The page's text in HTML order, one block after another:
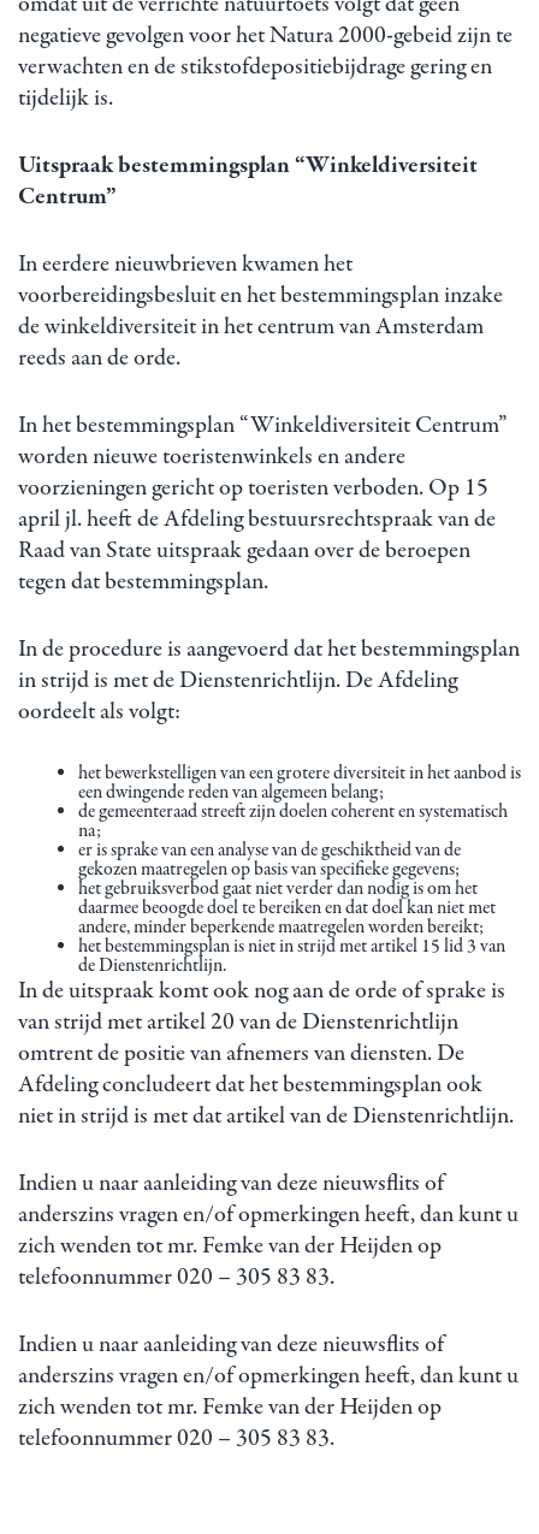
negatieve gevolgen voor het Natura 2000-gebeid zijn te
verwachten en de stikstofdepositiebijdrage gering en
tijdelijk is.
Uitspraak bestemmingsplan “Winkeldiversiteit
Centrum”
In eerdere nieuwbrieven kwamen het
voorbereidingsbesluit en het bestemmingsplan inzake
de winkeldiversiteit in het centrum van Amsterdam
reeds aan de orde.
In het bestemmingsplan “Winkeldiversiteit Centrum”
worden nieuwe toeristenwinkels en andere
voorzieningen gericht op toeristen verboden. Op 15
april jl. heeft de Afdeling bestuursrechtspraak van de
Raad van State uitspraak gedaan over de beroepen
tegen dat bestemmingsplan.
In de procedure is aangevoerd dat het bestemmingsplan
in strijd is met de Dienstenrichtlijn. De Afdeling
oordeelt als volgt:
het bewerkstelligen van een grotere diversiteit in het aanbod is
een dwingende reden van algemeen belang;
de gemeenteraad streeft zijn doelen coherent en systematisch
na;
er is sprake van een analyse van de geschiktheid van de
gekozen maatregelen op basis van specifieke gegevens;
het gebruiksverbod gaat niet verder dan nodig is om het
daarmee beoogde doel te bereiken en dat doel kan niet met
andere, minder beperkende maatregelen worden bereikt;
het bestemmingsplan is niet in strijd met artikel 15 lid 3 van
de Dienstenrichtlijn.
In de uitspraak komt ook nog aan de orde of sprake is
van strijd met artikel 20 van de Dienstenrichtlijn
omtrent de positie van afnemers van diensten. De
Afdeling concludeert dat het bestemmingsplan ook
niet in strijd is met dat artikel van de Dienstenrichtlijn.
Indien u naar aanleiding van deze nieuwsflits of
anderszins vragen en/of opmerkingen heeft, dan kunt u
zich wenden tot mr. Femke van der Heijden op
telefoonnummer 020 – 305 83 83.
Indien u naar aanleiding van deze nieuwsflits of
anderszins vragen en/of opmerkingen heeft, dan kunt u
zich wenden tot mr. Femke van der Heijden op
telefoonnummer 020 – 305 83 83.